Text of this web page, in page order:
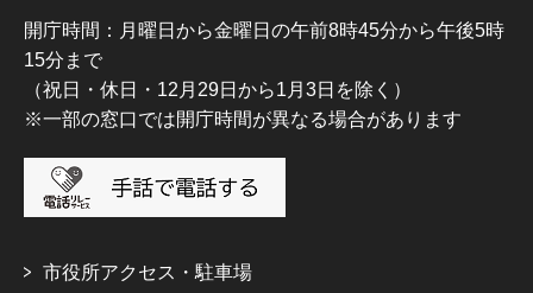
開庁時間：月曜日から金曜日の午前8時45分から午後5時
15分まで
（祝日・休日・12月29日から1月3日を除く）
※一部の窓口では開庁時間が異なる場合があります
市役所アクセス・駐車場